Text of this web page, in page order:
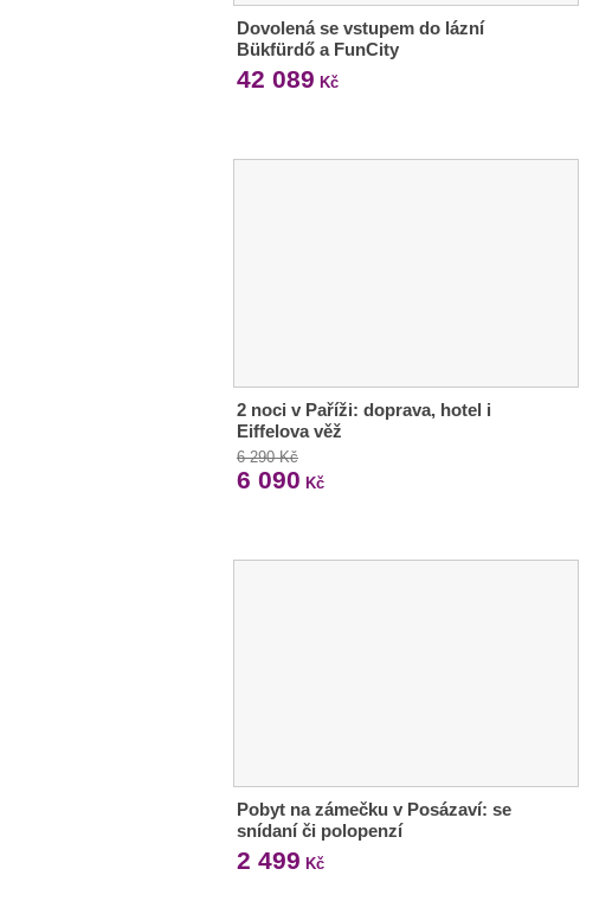
Dovolená se vstupem do lázní
Bükfürdő a FunCity
42 089 Kč
2 noci v Paříži: doprava, hotel i
Eiffelova věž
6 290 Kč
6 090 Kč
Pobyt na zámečku v Posázaví: se
snídaní či polopenzí
2 499 Kč